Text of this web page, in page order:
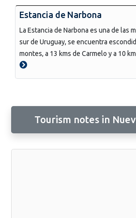
Estancia de Narbona
La Estancia de Narbona es una de las
sur de Uruguay, se encuentra
montes, a 13 kms de Carmelo y a 10
Tourism notes in